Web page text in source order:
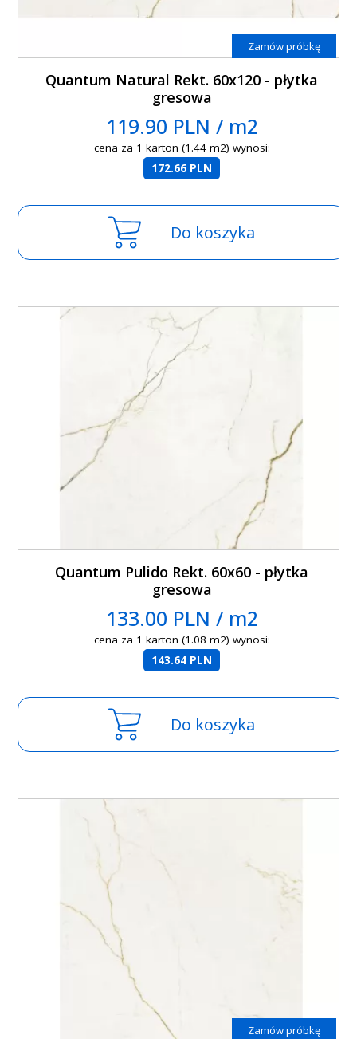
Zamów próbkę
Quantum Natural Rekt. 60x120 - płytka
gresowa
119.90 PLN / m2
cena za 1 karton (1.44 m2) wynosi:
172.66 PLN
Do koszyka
Quantum Pulido Rekt. 60x60 - płytka
gresowa
133.00 PLN / m2
cena za 1 karton (1.08 m2) wynosi:
143.64 PLN
Do koszyka
Zamów próbkę